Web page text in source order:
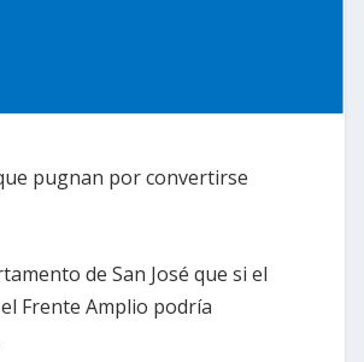
pugnan por convertirse
de San José que si el
Frente Amplio podría